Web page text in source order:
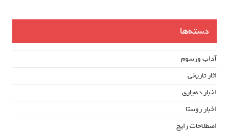
دسته‌ها
آداب ورسوم
اثار تاریخی
اخبار دهیاری
اخبار روستا
اصطلاحات رایج